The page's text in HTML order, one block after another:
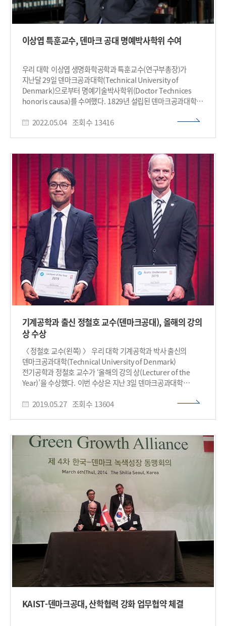
이상엽 특훈교수, 덴마크 공대 명예박사학위 수여
우리 대학 이상엽 생명화학공학과 특훈교수(연구부총장)가
지난달 29일 덴마크공과대학(Technical University of
Denmark)으로부터 명예기술박사학위(Doctor Technices
honoris causa)를 수여했다. 1829년 설립된 덴마크공과대학은
공과대학이다. 아너스 비야클리브(Anders Bjarklev)
명예박사학위를 수여한다"고 밝혔다. 명예박사 수여식은 29일
(현지시간) 프레드릭 덴마크 왕세자, 세계 각국 대사들,
덴마크공과대학의 이사진과 총장을 포함한 보직자들, 1,000여
명의 교수와 학생 등이 모인 가운데 개최된 덴마크공과대학
연례기념식에서 진행됐다. 이상엽 특훈교수는 수락 연설에서
"이번 명예박사학위 수여를 큰 영예로 생각하며, 앞으로 KAIST와
덴마크공과대학이 바이오텍을 기반으로 기후위기 대응과
녹색성장 분야에서 더욱 공고하게 협력할 수 있을 것으로
기대한다"고 말했다. 디나 페트라노빅(Dina Petranovic)
덴마크공과대학 바이오지속가능연구소 최고과학책임자는
수여식에서 방영된 비디오에서 "이상엽 교수는
미생물세포공장들을 다수 개발하여 거의 모든 물질들을 생산하는
기술들을 개발했다"고 설명하며, "이 교수 본인에게도
명예박사학위가 영예이지만 덴마크공과대학입장에서도
영광이다"라고 강조했다. 이 교수는 명예박사학위 수여를
바이오지속가능연구소에서 '천연물 생산을 위한
시스템대사공학' 강연과 코펜하겐 소재 노보노디스크재단의
바이오혁신연구소에서 '지속가능과 건강을 위한
시스템대사공학' 강연을 각각 진행했다. 한편,
덴마크공과대학에서는 1921년부터 매년 명예박사학위를
수여해왔는데, 2018년 노벨화학상 수상자인 프란시스 아놀드
(Frances Arnold) 캘리포니아 공대 교수 등이 수여한 바 있으며,
우리나라에서는 이상엽 교수가 처음으로 받았다.​
2022.05.04 조회수 13416
기계공학과 출신 정철호 교수(덴마크공대), 올해의 강의
상 수상
〈 정철호 교수(왼쪽) 〉 우리 대학 기계공학과 박사 출신의
덴마크공과대학(Technical University of Denmark)
전기공학과 정철호 교수가 ‘올해의 강의 상(Lecturer of the
Year)’을 수상했다. 이번 수상은 지난 3일 덴마크공과대학
이뤄졌다. 정철호 교수는 우리 대학에서 이정권 교수의 지도하에
관련한 교육과 연구를 수행하고 있다. 1829년에 개교한
덴마크공과대학은 덴마크 과학기술 분야에서 가장 중요한 교육
및 연구 기관 중 하나로 올해의 강의 상은 덴마크공과대학에서 학,
석사 전 과목을 통틀어 1~2명에게만 주어지고 학생의 강의
평가와 추천에 따라 정해져 더욱 의미가 있다. ​
2019.05.27 조회수 13604
KAIST-덴마크공대, 산학협력 강화 업무협약 체결